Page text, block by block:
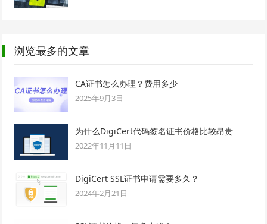
浏览最多的文章
CA证书怎么办理？费用多少
2025年9月3日
为什么DigiCert代码签名证书价格比较昂贵
2022年11月11日
DigiCert SSL证书申请需要多久？
2024年2月21日